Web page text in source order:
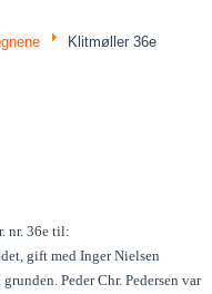
Klitmøller 36e
nr. 36e til:
gift med Inger Nielsen
Peder Chr. Pedersen var